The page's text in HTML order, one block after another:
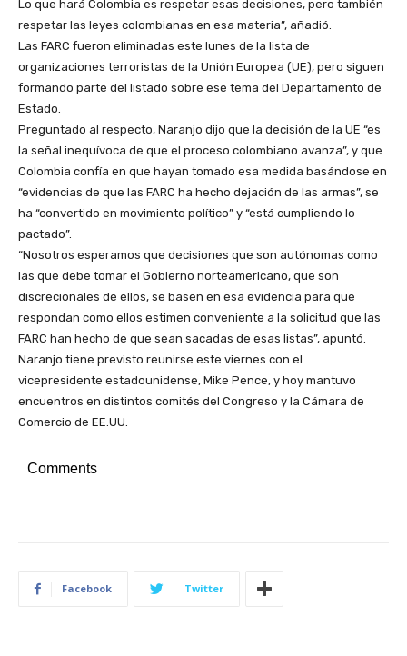
Lo que hará Colombia es respetar esas decisiones, pero también
respetar las leyes colombianas en esa materia”, añadió.
Las FARC fueron eliminadas este lunes de la lista de
organizaciones terroristas de la Unión Europea (UE), pero siguen
formando parte del listado sobre ese tema del Departamento de
Estado.
Preguntado al respecto, Naranjo dijo que la decisión de la UE “es
la señal inequívoca de que el proceso colombiano avanza”, y que
Colombia confía en que hayan tomado esa medida basándose en
“evidencias de que las FARC ha hecho dejación de las armas”, se
ha “convertido en movimiento político” y “está cumpliendo lo
pactado”.
“Nosotros esperamos que decisiones que son autónomas como
las que debe tomar el Gobierno norteamericano, que son
discrecionales de ellos, se basen en esa evidencia para que
respondan como ellos estimen conveniente a la solicitud que las
FARC han hecho de que sean sacadas de esas listas”, apuntó.
Naranjo tiene previsto reunirse este viernes con el
vicepresidente estadounidense, Mike Pence, y hoy mantuvo
encuentros en distintos comités del Congreso y la Cámara de
Comercio de EE.UU.
Comments
Facebook Twitter